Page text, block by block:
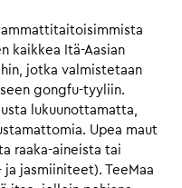
ammattitaitoisimmista
kaikkea Itä-Aasian
jotka valmistetaan
gongfu-tyyliin.
lukuunottamatta,
Upea maut
raaka-aineista tai
jasmiiniteet). TeeMaa